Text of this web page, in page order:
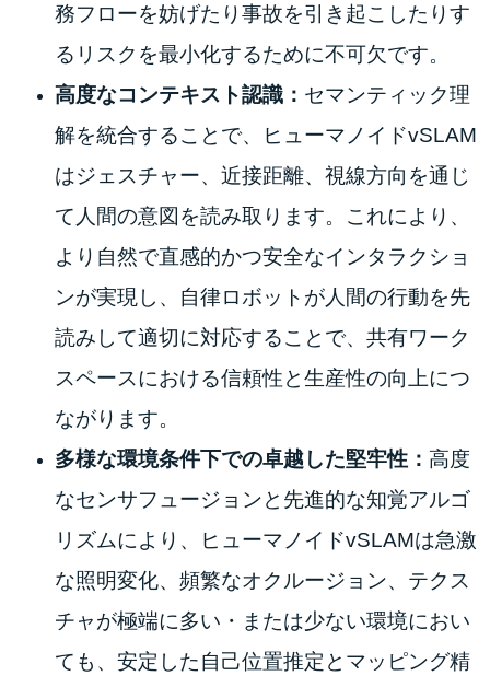
務フローを妨げたり事故を引き起こしたりす
るリスクを最小化するために不可欠です。
高度なコンテキスト認識： セマンティック理
解を統合することで、ヒューマノイドvSLAM
はジェスチャー、近接距離、視線方向を通じ
て人間の意図を読み取ります。これにより、
より自然で直感的かつ安全なインタラクショ
ンが実現し、自律ロボットが人間の行動を先
読みして適切に対応することで、共有ワーク
スペースにおける信頼性と生産性の向上につ
ながります。
多様な環境条件下での卓越した堅牢性： 高度
なセンサフュージョンと先進的な知覚アルゴ
リズムにより、ヒューマノイドvSLAMは急激
な照明変化、頻繁なオクルージョン、テクス
チャが極端に多い・または少ない環境におい
ても、安定した自己位置推定とマッピング精